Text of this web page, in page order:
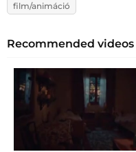
film/animáció
Recommended videos